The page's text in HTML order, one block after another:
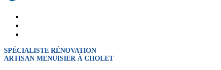
SPÉCIALISTE RÉNOVATION
ARTISAN MENUISIER À CHOLET